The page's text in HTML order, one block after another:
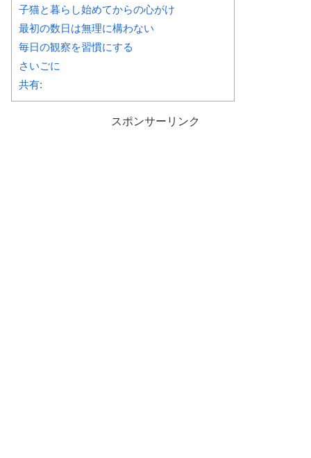
子猫と暮らし始めてからの心がけ
最初の数日は無理に構わない
毎日の観察を習慣にする
さいごに
共有:
スポンサーリンク